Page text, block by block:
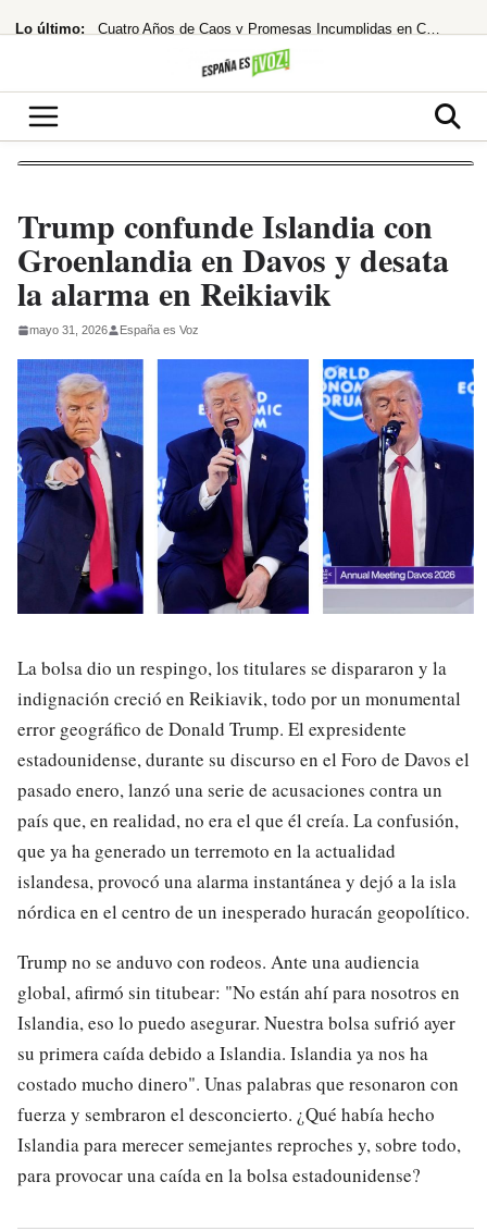
al Lo último: Cuatro Años de Caos y Promesas Incumplidas en Colombia
¡Bochorno real! El Rey de Marruecos saca a Akhannouch de sus vacaciones de lujo
Trump confunde Islandia con
Groenlandia en Davos y desata
la alarma en Reikiavik
mayo 31, 2026 España es Voz
La bolsa dio un respingo, los titulares se dispararon y la
indignación creció en Reikiavik, todo por un monumental
error geográfico de Donald Trump. El expresidente
estadounidense, durante su discurso en el Foro de Davos el
pasado enero, lanzó una serie de acusaciones contra un
país que, en realidad, no era el que él creía. La confusión,
que ya ha generado un terremoto en la actualidad
islandesa, provocó una alarma instantánea y dejó a la isla
nórdica en el centro de un inesperado huracán geopolítico.
Trump no se anduvo con rodeos. Ante una audiencia
global, afirmó sin titubear: "No están ahí para nosotros en
Islandia, eso lo puedo asegurar. Nuestra bolsa sufrió ayer
su primera caída debido a Islandia. Islandia ya nos ha
costado mucho dinero". Unas palabras que resonaron con
fuerza y sembraron el desconcierto. ¿Qué había hecho
Islandia para merecer semejantes reproches y, sobre todo,
para provocar una caída en la bolsa estadounidense?